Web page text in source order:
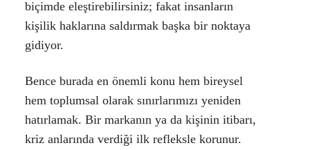
biçimde eleştirebilirsiniz; fakat insanların
kişilik haklarına saldırmak başka bir noktaya
gidiyor.
Bence burada en önemli konu hem bireysel
hem toplumsal olarak sınırlarımızı yeniden
hatırlamak. Bir markanın ya da kişinin itibarı,
kriz anlarında verdiği ilk refleksle korunur.